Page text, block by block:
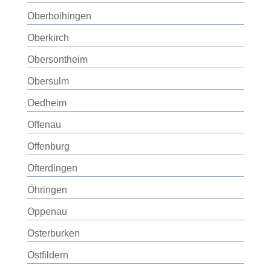
Oberboihingen
Oberkirch
Obersontheim
Obersulm
Oedheim
Offenau
Offenburg
Ofterdingen
Öhringen
Oppenau
Osterburken
Ostfildern